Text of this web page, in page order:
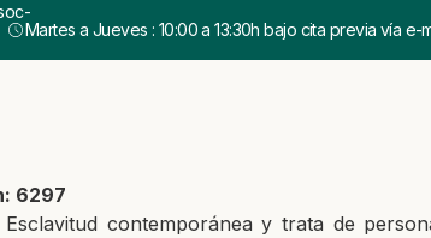
Martes a Jueves : 10:00 a 13:30h bajo cita previa vía e-
6297
Esclavitud contemporánea y trata de